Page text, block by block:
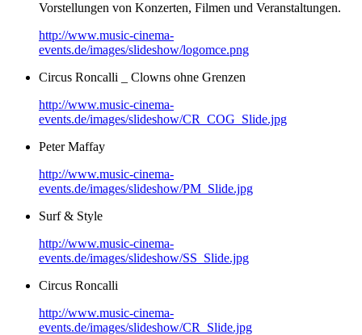
Vorstellungen von Konzerten, Filmen und Veranstaltungen.
http://www.music-cinema-
events.de/images/slideshow/logomce.png
Circus Roncalli _ Clowns ohne Grenzen
http://www.music-cinema-
events.de/images/slideshow/CR_COG_Slide.jpg
Peter Maffay
http://www.music-cinema-
events.de/images/slideshow/PM_Slide.jpg
Surf & Style
http://www.music-cinema-
events.de/images/slideshow/SS_Slide.jpg
Circus Roncalli
http://www.music-cinema-
events.de/images/slideshow/CR_Slide.jpg